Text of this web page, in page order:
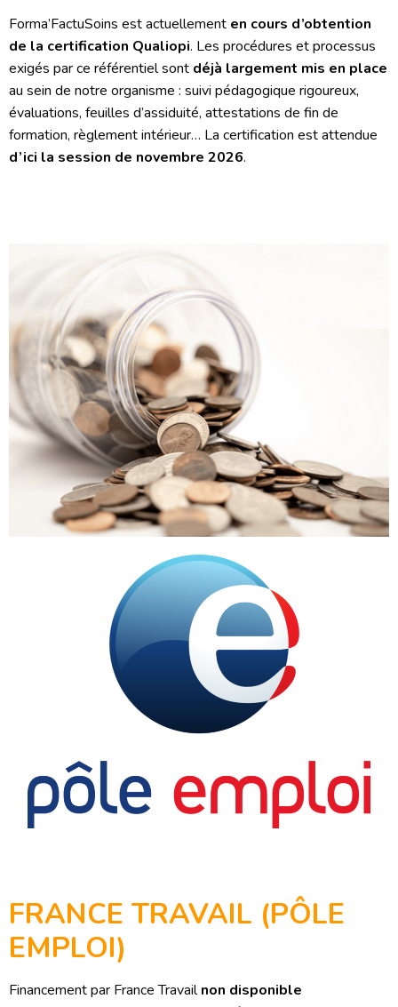
Forma’FactuSoins est actuellement en cours d’obtention
de la certification Qualiopi. Les procédures et processus
exigés par ce référentiel sont déjà largement mis en place
au sein de notre organisme : suivi pédagogique rigoureux,
évaluations, feuilles d’assiduité, attestations de fin de
formation, règlement intérieur… La certification est attendue
d’ici la session de novembre 2026.
FRANCE TRAVAIL (PÔLE
EMPLOI)
Financement par France Travailnon disponible